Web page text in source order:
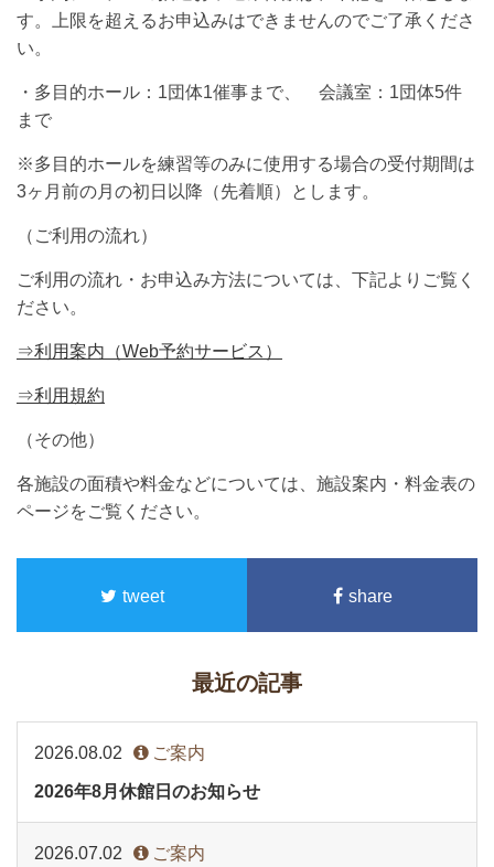
す。上限を超えるお申込みはできませんのでご了承くださ
い。
・多目的ホール：1団体1催事まで、 会議室：1団体5件
まで
※多目的ホールを練習等のみに使用する場合の受付期間は
3ヶ月前の月の初日以降（先着順）とします。
（ご利用の流れ）
ご利用の流れ・お申込み方法については、下記よりご覧く
ださい。
⇒利用案内（Web予約サービス）
⇒利用規約
（その他）
各施設の面積や料金などについては、施設案内・料金表の
ページをご覧ください。
tweet share
最近の記事
2026.08.02 ご案内
2026年8月休館日のお知らせ
2026.07.02 ご案内